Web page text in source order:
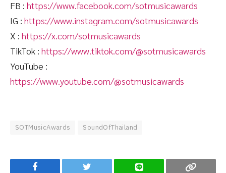
FB : https://www.facebook.com/sotmusicawards
IG : https://www.instagram.com/sotmusicawards
X : https://x.com/sotmusicawards
TikTok : https://www.tiktok.com/@sotmusicawards
YouTube :
https://www.youtube.com/@sotmusicawards
SOTMusicAwards SoundOfThailand